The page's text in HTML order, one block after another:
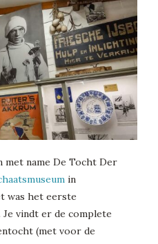
met name De Tocht Der
in
was het eerste
Je vindt er de complete
(met voor de